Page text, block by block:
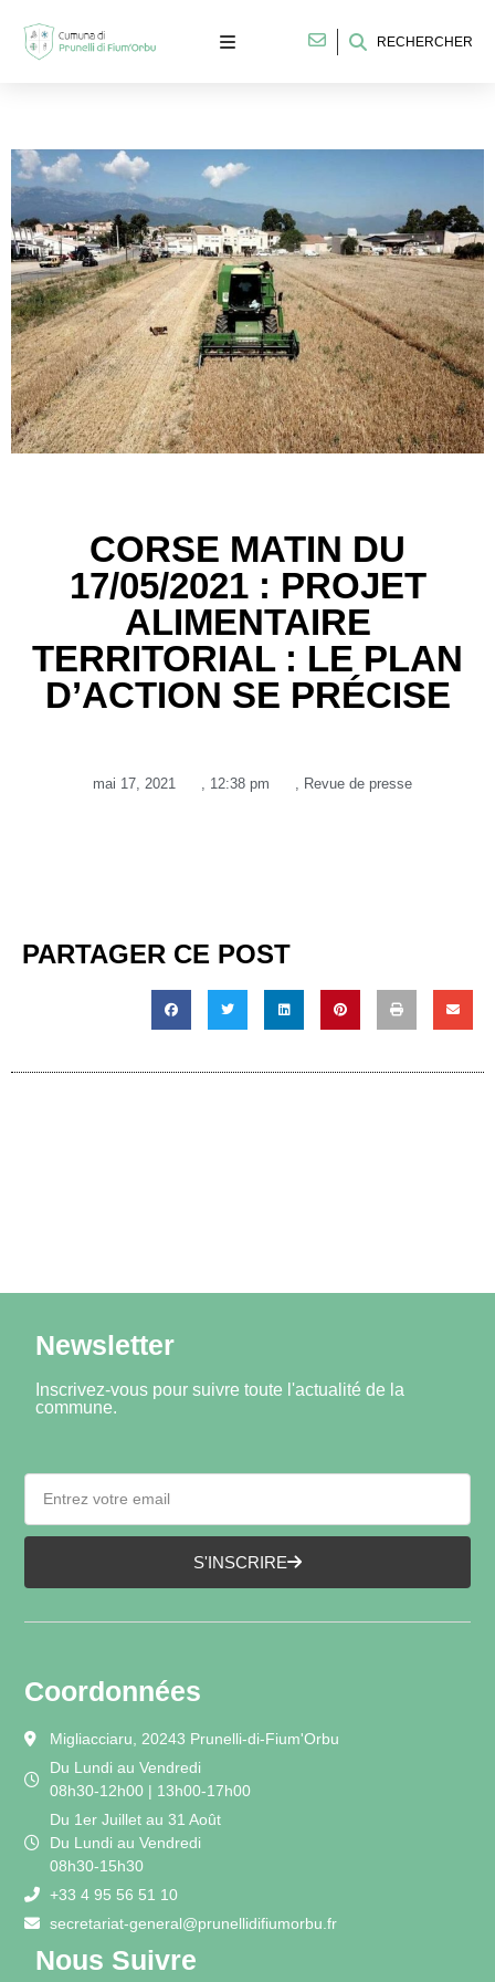
RECHERCHER
CORSE MATIN DU
17/05/2021 : PROJET
ALIMENTAIRE
TERRITORIAL : LE PLAN
D’ACTION SE PRÉCISE
mai 17, 2021 , 12:38 pm , Revue de presse
PARTAGER CE POST
Newsletter
Inscrivez-vous pour suivre toute l'actualité de la
commune.
S'INSCRIRE
Coordonnées
Migliacciaru, 20243 Prunelli-di-Fium'Orbu
Du Lundi au Vendredi
08h30-12h00 | 13h00-17h00
Du 1er Juillet au 31 Août
Du Lundi au Vendredi
08h30-15h30
+33 4 95 56 51 10
secretariat-general@prunellidifiumorbu.fr
Nous Suivre